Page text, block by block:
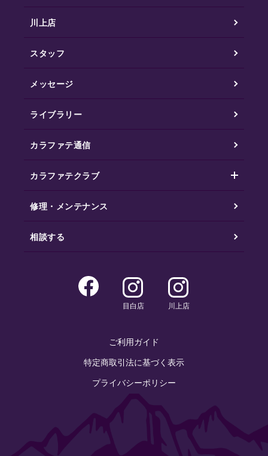
川上店
スタッフ
メッセージ
ライブラリー
カラファテ通信
カラファテクラブ
修理・メンテナンス
相談する
目白店 川上店
ご利用ガイド
特定商取引法に基づく表示
プライバシーポリシー